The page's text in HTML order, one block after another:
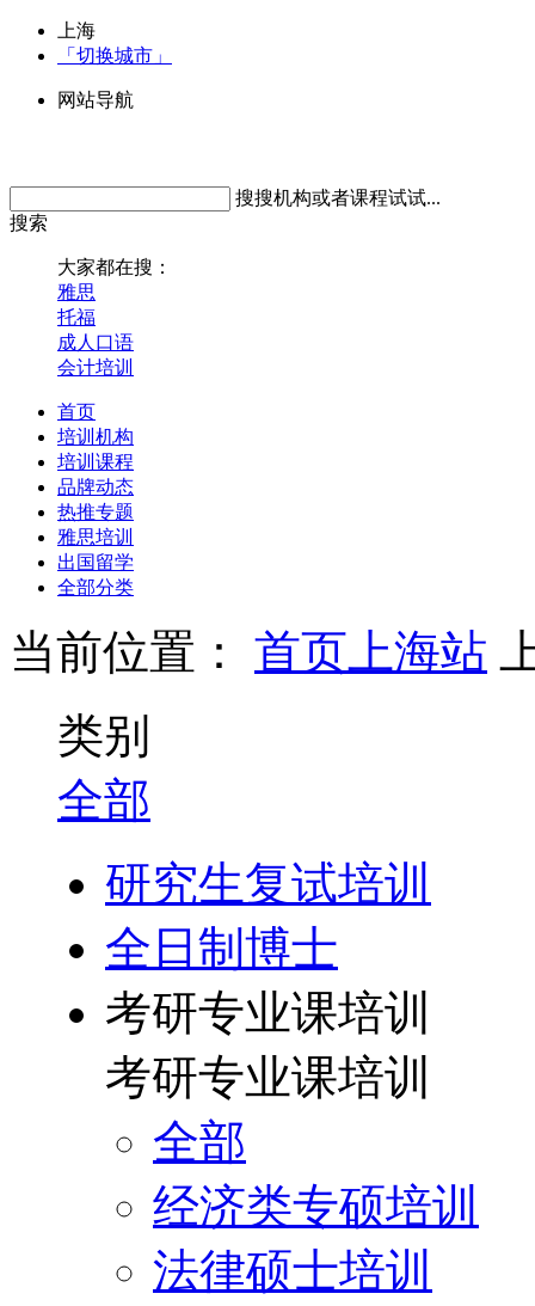
上海
「切换城市」
网站导航
搜搜机构或者课程试试...
搜索
大家都在搜：
雅思
托福
成人口语
会计培训
首页
培训机构
培训课程
品牌动态
热推专题
雅思培训
出国留学
全部分类
当前位置： 首页 上海站
类别
全部
研究生复试培训
全日制博士
考研专业课培训
考研专业课培训
全部
经济类专硕培训
法律硕士培训